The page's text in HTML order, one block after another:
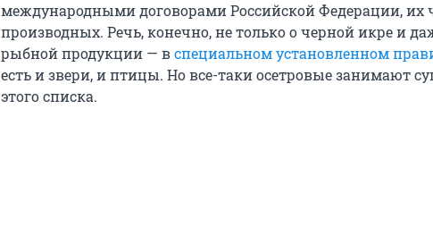
международными договорами Российской Федерации, их
производных. Речь, конечно, не только о черной икре и
рыбной продукции — вспециальном установленном
есть и звери, и птицы. Но все-таки осетровые занимают
этого списка.